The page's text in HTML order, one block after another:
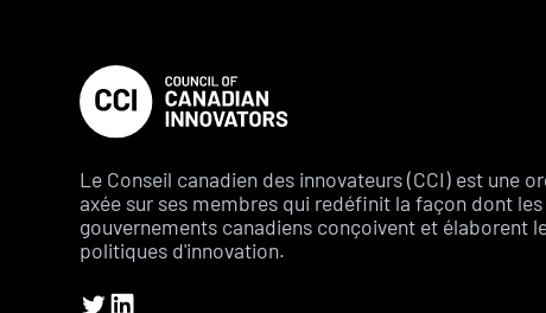
Le Conseil canadien des innovateurs (CCI) est une
axée sur ses membres qui redéfinit la façon dont les
gouvernements canadiens conçoivent et élaborent
politiques d'innovation.